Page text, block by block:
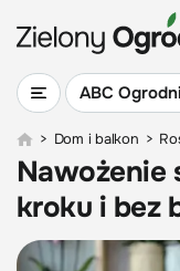
ABC
> Dom i balkon >
Nawożenie
kroku i bez